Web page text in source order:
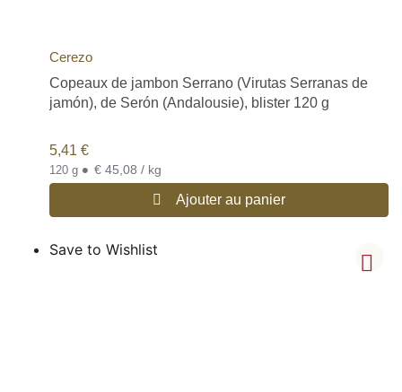
Cerezo
Copeaux de jambon Serrano (Virutas Serranas de
jamón), de Serón (Andalousie), blister 120 g
5,41 €
120 g • € 45,08 / kg
Ajouter au panier
Save to Wishlist